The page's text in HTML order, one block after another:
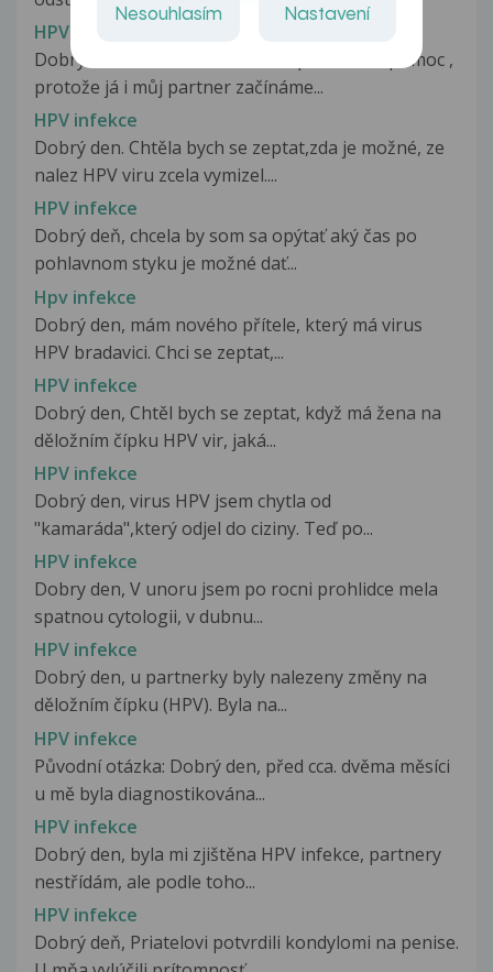
HPV infekce
Dobrý den, obracím se na Vás s prosbou o pomoc ,
protože já i můj partner začínáme...
HPV infekce
Dobrý den. Chtěla bych se zeptat,zda je možné, ze
nalez HPV viru zcela vymizel....
HPV infekce
Dobrý deň, chcela by som sa opýtať aký čas po
pohlavnom styku je možné dať...
Hpv infekce
Dobrý den, mám nového přítele, který má virus
HPV bradavici. Chci se zeptat,...
HPV infekce
Dobrý den, Chtěl bych se zeptat, když má žena na
děložním čípku HPV vir, jaká...
HPV infekce
Dobrý den, virus HPV jsem chytla od
"kamaráda",který odjel do ciziny. Teď po...
HPV infekce
Dobry den, V unoru jsem po rocni prohlidce mela
spatnou cytologii, v dubnu...
HPV infekce
Dobrý den, u partnerky byly nalezeny změny na
děložním čípku (HPV). Byla na...
HPV infekce
Původní otázka: Dobrý den, před cca. dvěma měsíci
u mě byla diagnostikována...
HPV infekce
Dobrý den, byla mi zjištěna HPV infekce, partnery
nestřídám, ale podle toho...
HPV infekce
Dobrý deň, Priatelovi potvrdili kondylomi na penise.
Nesouhlasím Nastavení